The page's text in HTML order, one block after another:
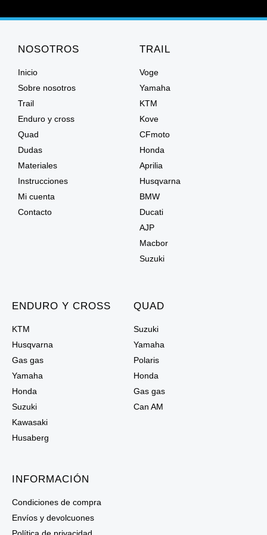
NOSOTROS
Inicio
Sobre nosotros
Trail
Enduro y cross
Quad
Dudas
Materiales
Instrucciones
Mi cuenta
Contacto
TRAIL
Voge
Yamaha
KTM
Kove
CFmoto
Honda
Aprilia
Husqvarna
BMW
Ducati
AJP
Macbor
Suzuki
ENDURO Y CROSS
KTM
Husqvarna
Gas gas
Yamaha
Honda
Suzuki
Kawasaki
Husaberg
QUAD
Suzuki
Yamaha
Polaris
Honda
Gas gas
Can AM
INFORMACIÓN
Condiciones de compra
Envíos y devolcuones